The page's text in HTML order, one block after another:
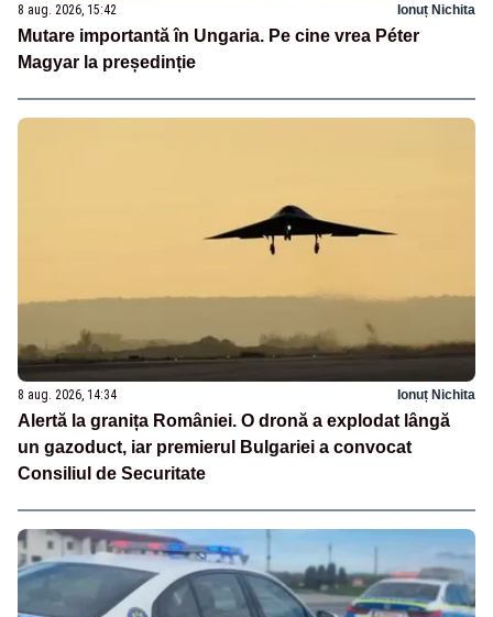
8 aug. 2026, 15:42 Ionuț Nichita
Mutare importantă în Ungaria. Pe cine vrea Péter
Magyar la președinție
8 aug. 2026, 14:34 Ionuț Nichita
Alertă la granița României. O dronă a explodat lângă
un gazoduct, iar premierul Bulgariei a convocat
Consiliul de Securitate